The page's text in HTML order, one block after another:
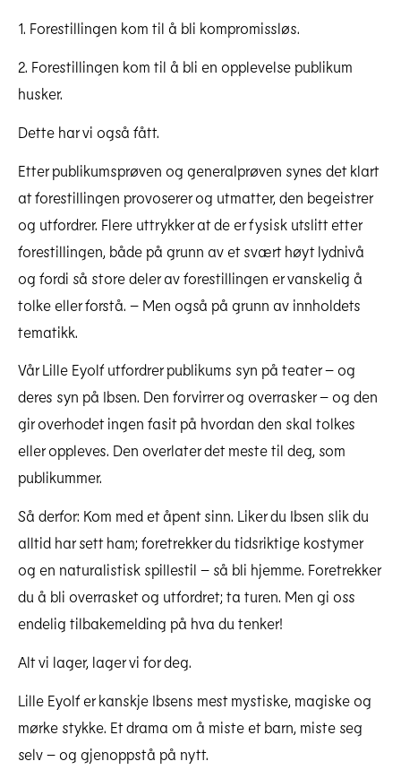
1. Forestillingen kom til å bli kompromissløs.
2. Forestillingen kom til å bli en opplevelse publikum
husker.
Dette har vi også fått.
Etter publikumsprøven og generalprøven synes det klart
at forestillingen provoserer og utmatter, den begeistrer
og utfordrer. Flere uttrykker at de er fysisk utslitt etter
forestillingen, både på grunn av et svært høyt lydnivå
og fordi så store deler av forestillingen er vanskelig å
tolke eller forstå. – Men også på grunn av innholdets
tematikk.
Vår Lille Eyolf utfordrer publikums syn på teater – og
deres syn på Ibsen. Den forvirrer og overrasker – og den
gir overhodet ingen fasit på hvordan den skal tolkes
eller oppleves. Den overlater det meste til deg, som
publikummer.
Så derfor: Kom med et åpent sinn. Liker du Ibsen slik du
alltid har sett ham; foretrekker du tidsriktige kostymer
og en naturalistisk spillestil – så bli hjemme. Foretrekker
du å bli overrasket og utfordret; ta turen. Men gi oss
endelig tilbakemelding på hva du tenker!
Alt vi lager, lager vi for deg.
Lille Eyolf er kanskje Ibsens mest mystiske, magiske og
mørke stykke. Et drama om å miste et barn, miste seg
selv – og gjenoppstå på nytt.